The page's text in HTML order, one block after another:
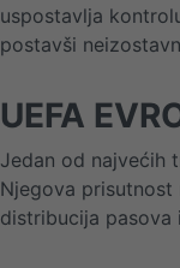
uspostavlja
postavši
UEFA
Jedan od najvećih
Njegova
distribucija